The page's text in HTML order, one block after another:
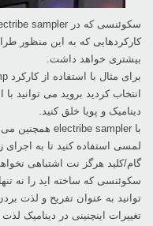
کارکردهایی که به این منظور
بیشتری خواهد داشت.‏
انتخاب کردید بروید می توانید
دینامیک و پویا خلق کنید.‏
لمسی استفاده کنید تا به ‏اجرای
گام/کلید هرگز نت اشتباهی
سکوئنسی که ساخته اید را نه
توانید به عنوان تفریح و لذت